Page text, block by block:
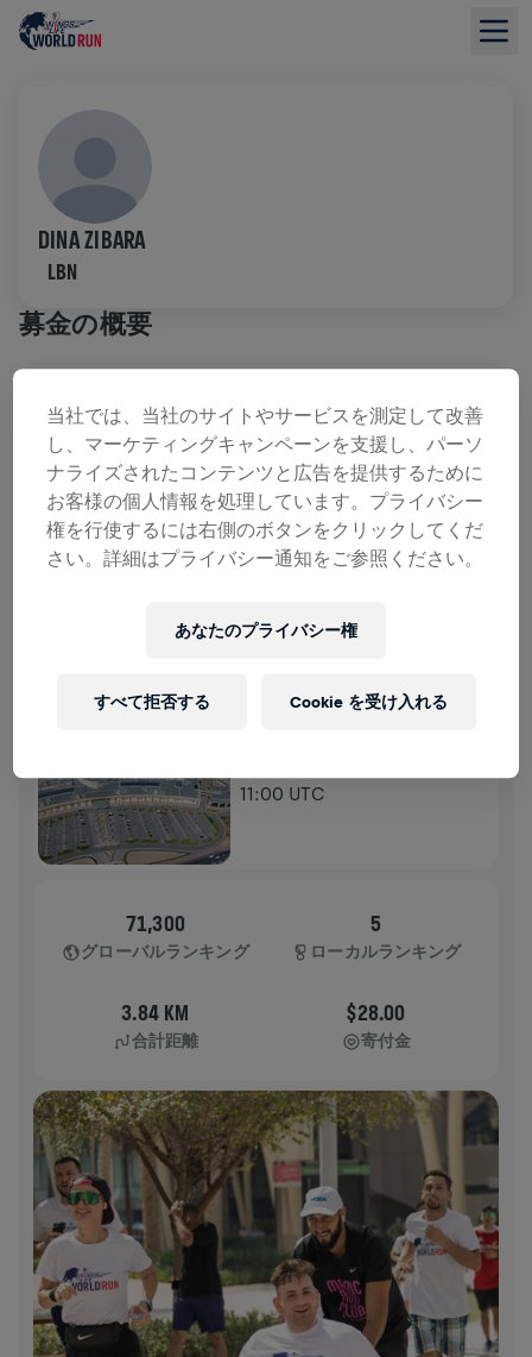
DINA ZIBARA
LBN
募金の概要
寄付 寄付
寄付で世界を変えましょう！ 寄付金の全額が脊髄損
傷の治療法研究へ送られます。
ランの記録
WINGS FOR LIFE WORLD RUN 2024
アプリラン
11:00 UTC
71,300
グローバルランキング
5
ローカルランキング
3.84 KM
合計距離
$28.00
寄付金
当社では、当社のサイトやサービスを測定して改善
し、マーケティングキャンペーンを支援し、パーソ
ナライズされたコンテンツと広告を提供するために
お客様の個人情報を処理しています。プライバシー
権を行使するには右側のボタンをクリックしてくだ
さい。詳細はプライバシー通知をご参照ください。
あなたのプライバシー権
すべて拒否する Cookie を受け入れる